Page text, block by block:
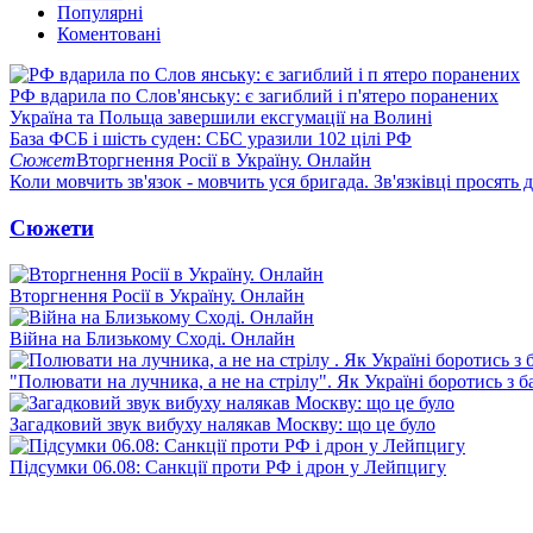
Популярні
Коментовані
РФ вдарила по Слов'янську: є загиблий і п'ятеро поранених
Україна та Польща завершили ексгумації на Волині
База ФСБ і шість суден: СБС уразили 102 цілі РФ
СюжетВторгнення Росії в Україну. Онлайн
Коли мовчить зв'язок - мовчить уся бригада. Зв'язківці просять
Сюжети
Вторгнення Росії в Україну. Онлайн
Війна на Близькому Сході. Онлайн
"Полювати на лучника, а не на стрілу". Як Україні боротись з
Загадковий звук вибуху налякав Москву: що це було
Підсумки 06.08: Санкції проти РФ і дрон у Лейпцигу